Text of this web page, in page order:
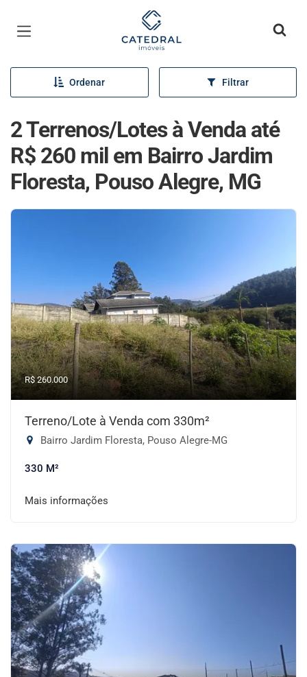
Página inicial
Ordenar Filtrar
2 Terrenos/Lotes à Venda até
R$ 260 mil em Bairro Jardim
Floresta, Pouso Alegre, MG
R$ 260.000
Terreno/Lote à Venda com 330m²
Bairro Jardim Floresta, Pouso Alegre-MG
330 M²
Mais informações